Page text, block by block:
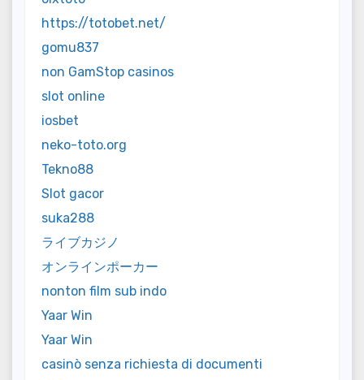
https://totobet.net/
gomu837
non GamStop casinos
slot online
iosbet
neko-toto.org
Tekno88
Slot gacor
suka288
ライブカジノ
オンラインポーカー
nonton film sub indo
Yaar Win
Yaar Win
casinò senza richiesta di documenti